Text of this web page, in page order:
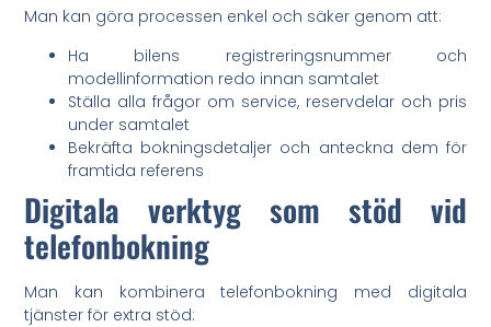
Man kan göra processen enkel och säker genom att:
Ha bilens registreringsnummer och
modellinformation redo innan samtalet
Ställa alla frågor om service, reservdelar och pris
under samtalet
Bekräfta bokningsdetaljer och anteckna dem för
framtida referens
Digitala verktyg som stöd vid
telefonbokning
Man kan kombinera telefonbokning med digitala
tjänster för extra stöd: